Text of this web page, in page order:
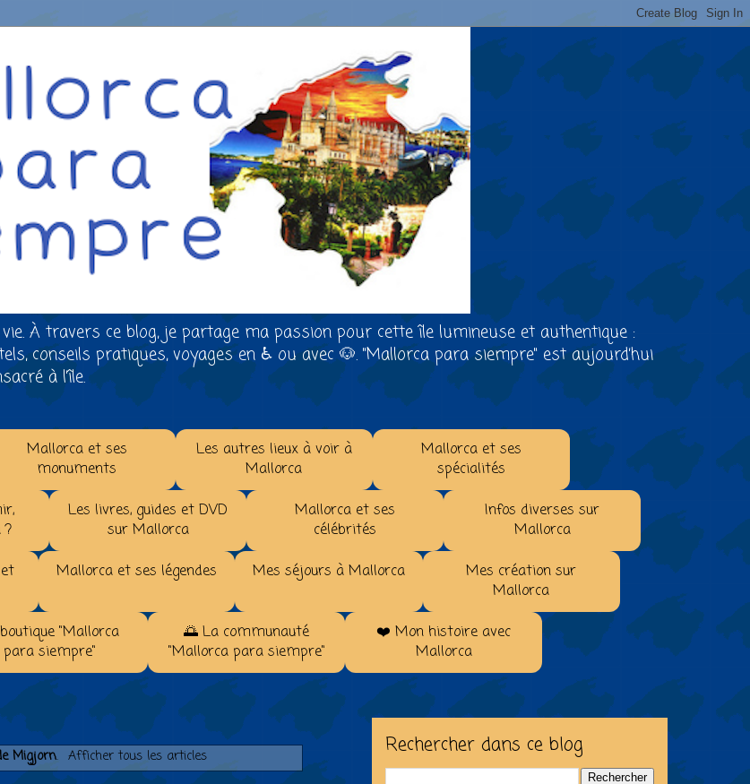
À travers ce blog, je partage ma passion pour cette île lumineuse et authentique :
conseils pratiques, voyages en ♿ ou avec 🐶. "Mallorca para siempre" est aujourd’hui
à l’île.
Mallorca et ses
monuments
Les autres lieux à voir à
Mallorca
Mallorca et ses
spécialités
Les livres, guides et DVD
sur Mallorca
Mallorca et ses
célébrités
Infos diverses sur
Mallorca
Mallorca et ses légendes Mes séjours à Mallorca
Mes création sur
Mallorca
"Mallorca
para siempre"
🌅 La communauté
"Mallorca para siempre"
❤️ Mon histoire avec
Mallorca
Migjorn. Afficher tous les articles Rechercher dans ce blog